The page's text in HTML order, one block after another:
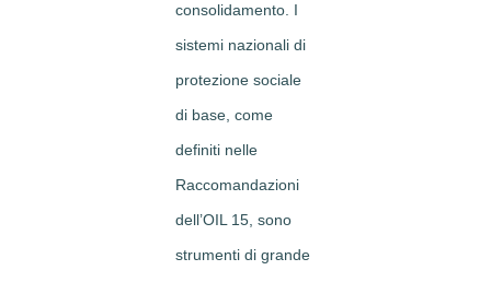
consolidamento. I
sistemi nazionali di
protezione sociale
di base, come
definiti nelle
Raccomandazioni
dell’OIL 15, sono
strumenti di grande